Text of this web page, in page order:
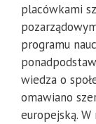
placówkami
programu
wiedza o
omawiano
europejską.